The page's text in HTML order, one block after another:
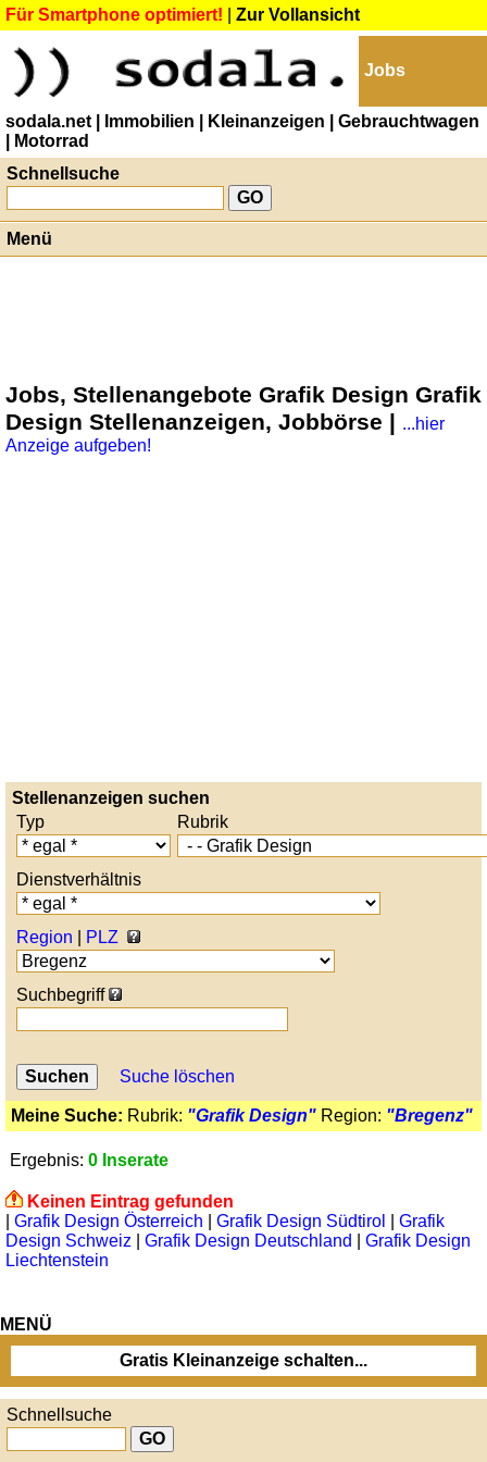
Für Smartphone optimiert! Zur Vollansicht
Jobs
sodala.net | Immobilien | Kleinanzeigen
| Gebrauchtwagen
| Motorrad
Schnellsuche
Menü
Jobs, Stellenangebote Grafik Design Grafik
Design Stellenanzeigen, Jobbörse | ...hier
Anzeige aufgeben!
Stellenanzeigen suchen
Typ
Rubrik
Dienstverhältnis
Region PLZ
Suchbegriff
Suche löschen
Meine Suche: Rubrik: "Grafik Design" Region: "Bregenz"
Ergebnis: 0 Inserate
Keinen Eintrag gefunden
Grafik Design Österreich Grafik Design Südtirol
Grafik
Design Schweiz
Grafik Design Deutschland
Grafik Design
Liechtenstein
MENÜ
Gratis Kleinanzeige schalten...
Schnellsuche